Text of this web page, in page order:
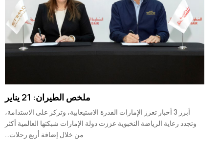
ملخص الطيران: 21 يناير
أبرز 3 أخبار تعزز الإمارات القدرة الاستيعابية، وتركز على الاستدامة،
وتجدد رعاية الرياضة النخبوية عززت دولة الإمارات شبكتها العالمية أكثر
من خلال إضافة أربع رحلات...